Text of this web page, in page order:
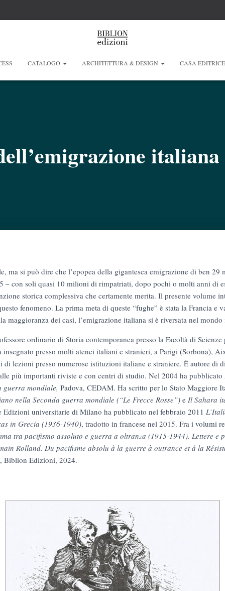
CATALOGO ARCHITETTURA & DESIGN CASA
ma si può dire che l’epopea della gigantesca emigrazione di ben
– con soli quasi 10 milioni di rimpa­triati, dopo pochi o molti anni di
storica complessiva che certamente merita. Il presente volume
fenomeno. La prima meta di queste “fughe” è stata la Francia e
maggioranza dei casi, l’emigrazione italiana si è riversata nel
ordinario di Storia contemporanea presso la Facoltà di
presso molti atenei italiani e stranieri, a Parigi (Sorbona),
di lezioni presso numerose istituzioni italiane e straniere. È autore di
più importanti riviste e con centri di studio. Nel 2004 ha pubblicato
guer­ra mondiale, Padova, CEDAM. Ha scritto per lo Stato Maggiore
nella Seconda guer­ra mondiale (“Le Frecce Rosse”) e Il Sahara
Edizioni universitarie di Milano ha pubbli­cato nel febbraio 2011
in Grecia (1936-1940), tradotto in francese nel 2015. Fra i vo­lumi
tra pacifismo assoluto e guerra a oltranza (1915-1944). Lettere e
Rolland. Du pacifisme absolu à la guerre à ou­trance et à la
Biblion Edizioni, 2024.